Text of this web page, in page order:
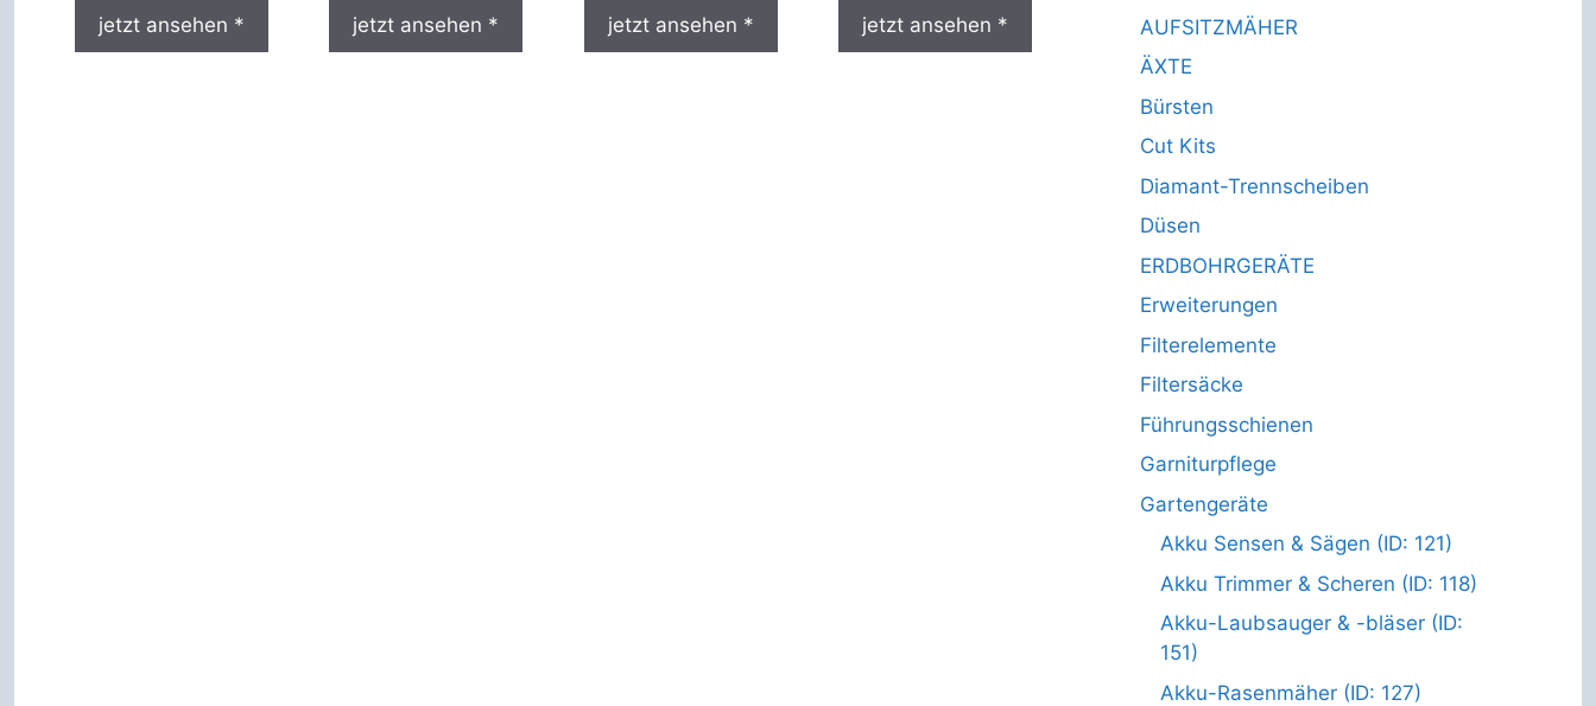
jetzt ansehen * jetzt ansehen * jetzt ansehen * jetzt ansehen *
AUFSITZMÄHER
ÄXTE
Bürsten
Cut Kits
Diamant-Trennscheiben
Düsen
ERDBOHRGERÄTE
Erweiterungen
Filterelemente
Filtersäcke
Führungsschienen
Garniturpflege
Gartengeräte
Akku Sensen & Sägen (ID: 121)
Akku Trimmer & Scheren (ID: 118)
Akku-Laubsauger & -bläser (ID:
151)
Akku-Rasenmäher (ID: 127)